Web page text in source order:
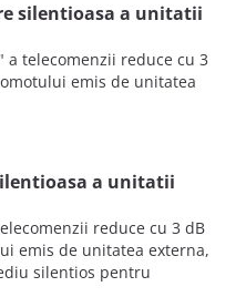
silentioasa a unitatii
a telecomenzii reduce cu 3
emis de unitatea
a unitatii
reduce cu 3 dB
emis de unitatea externa,
silentios pentru